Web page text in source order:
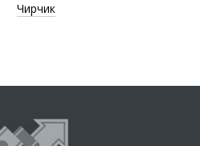
Чирчик